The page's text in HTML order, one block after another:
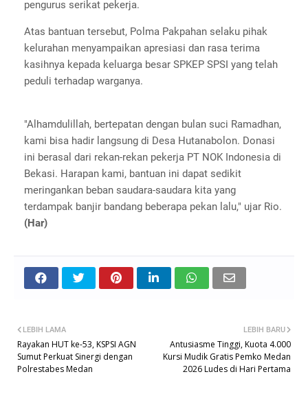
pengurus serikat pekerja.
Atas bantuan tersebut, Polma Pakpahan selaku pihak
kelurahan menyampaikan apresiasi dan rasa terima
kasihnya kepada keluarga besar SPKEP SPSI yang telah
peduli terhadap warganya.
"Alhamdulillah, bertepatan dengan bulan suci Ramadhan,
kami bisa hadir langsung di Desa Hutanabolon. Donasi
ini berasal dari rekan-rekan pekerja PT NOK Indonesia di
Bekasi. Harapan kami, bantuan ini dapat sedikit
meringankan beban saudara-saudara kita yang
terdampak banjir bandang beberapa pekan lalu," ujar Rio.
(Har)
LEBIH BARU
Antusiasme Tinggi, Kuota 4.000
Kursi Mudik Gratis Pemko Medan
2026 Ludes di Hari Pertama
LEBIH LAMA
Rayakan HUT ke-53, KSPSI AGN
Sumut Perkuat Sinergi dengan
Polrestabes Medan